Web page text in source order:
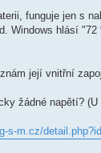
funguje jen s
Windows hlásí
její vnitřní
žádné napětí?
s-m.cz/